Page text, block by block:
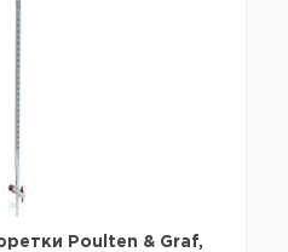
Poulten & Graf,